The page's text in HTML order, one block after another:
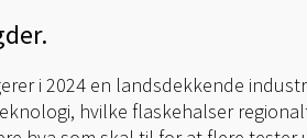
i 2024 en landsdekkende
hvilke flaskehalser